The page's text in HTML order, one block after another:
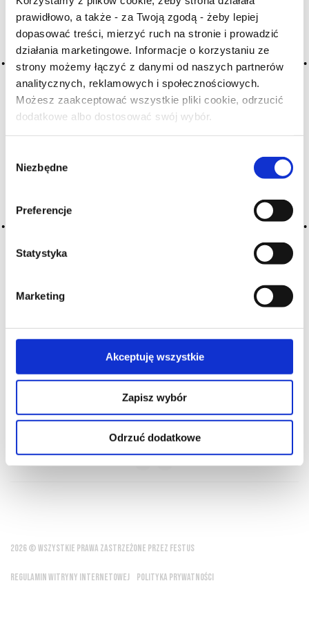
prawidłowo, a także - za Twoją zgodą - żeby lepiej
dopasować treści, mierzyć ruch na stronie i prowadzić
działania marketingowe. Informacje o korzystaniu ze
strony możemy łączyć z danymi od naszych partnerów
analitycznych, reklamowych i społecznościowych.
Możesz zaakceptować wszystkie pliki cookie, odrzucić
dodatkowe albo dostosować swój wybór.
zgody
Niezbędne
Preferencje
Statystyka
Marketing
Akceptuję wszystkie
Zapisz wybór
Odrzuć dodatkowe
Czy masz ukończone 18 lat?
A B C-Ć D E F G
H I J K L-Ł M N
O-Ó P Q R S-Ś T
U V W X-Y
Z-Ź-Ż
Państwu szczególny problem i nie ma go w słowniku
-proszę nas o tym poinformować
PRZEWODNIK
SŁOWNIK
In vino veritas - W winie prawda
Platon
2026 © WSZYSTKIE PRAWA ZASTRZEŻONE PRZEZ FESTUS
REGULAMIN WITRYNY INTERNETOWEJ POLITYKA PRYWATNOŚCI